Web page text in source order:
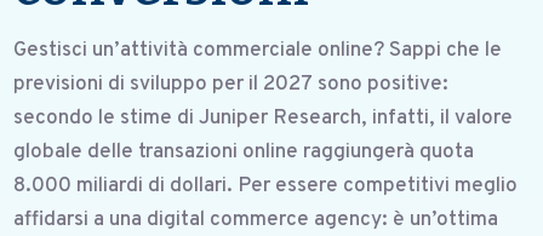
Gestisci un’attività commerciale online? Sappi che le
previsioni di sviluppo per il 2027 sono positive:
secondo le stime di Juniper Research, infatti, il valore
globale delle transazioni online raggiungerà quota
8.000 miliardi di dollari. Per essere competitivi meglio
affidarsi a una digital commerce agency: è un’ottima